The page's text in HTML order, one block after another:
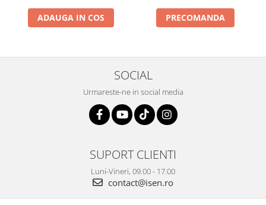
ADAUGA IN COS PRECOMANDA
SOCIAL
Urmareste-ne in social media
SUPORT CLIENTI
Luni-Vineri, 09.00 - 17.00
contact@isen.ro